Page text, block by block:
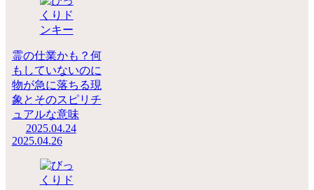
霊の仕業かも？何
もしていないのに
物が急に落ちる現
象とそのスピリチ
ュアルな意味
2025.04.24
2025.04.26